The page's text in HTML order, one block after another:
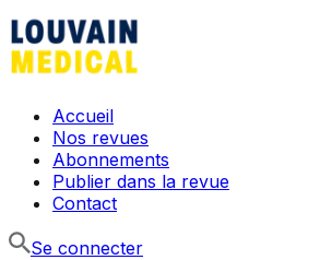
Accueil
Nos revues
Abonnements
Publier dans la revue
Contact
Se connecter